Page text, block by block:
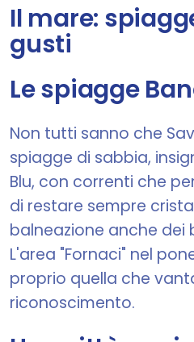
Il mare:
gusti
Le spiagge
Non tutti sanno che
spiagge di sabbia,
Blu, con correnti che
di restare sempre
balneazione anche dei
L'area "Fornaci" nel
proprio quella che
riconoscimento.